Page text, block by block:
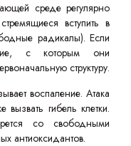
среде регулярно
вступить в
радикалы). Если
с которым они
структуру.
воспаление. Атака
гибель клетки.
со свободными
антиоксидантов.